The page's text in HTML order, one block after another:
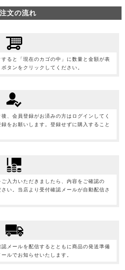
文の流れ
ると「現在のカゴの中」に数量と金額が表
タンをクリックしてください。
、会員登録がお済みの方はログインしてく
をお願いします。登録せずに購入すること
入力いただきましたら、内容をご確認の
い。当店より受付確認メールが自動配信さ
メールを配信するとともに商品の発送準備
ルでお知らせいたします。